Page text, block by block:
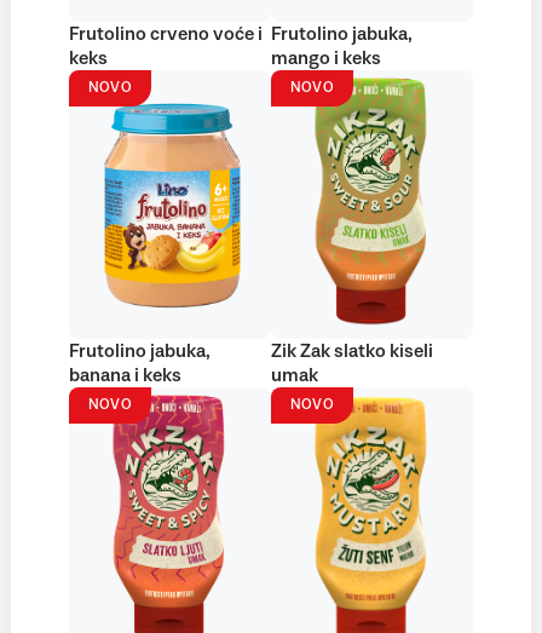
Frutolino crveno voće i
keks
Frutolino jabuka,
mango i keks
NOVO
Frutolino jabuka,
banana i keks
NOVO
Zik Zak slatko kiseli
umak
NOVO NOVO